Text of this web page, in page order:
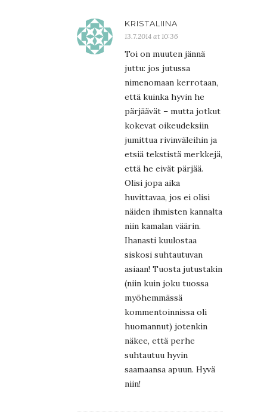
KRISTALIINA
13.7.2014 at 10:36
Toi on muuten jännä
juttu: jos jutussa
nimenomaan kerrotaan,
että kuinka hyvin he
pärjäävät – mutta jotkut
kokevat oikeudeksiin
jumittua rivinväleihin ja
etsiä tekstistä merkkejä,
että he eivät pärjää.
Olisi jopa aika
huvittavaa, jos ei olisi
näiden ihmisten kannalta
niin kamalan väärin.
Ihanasti kuulostaa
siskosi suhtautuvan
asiaan! Tuosta jutustakin
(niin kuin joku tuossa
myöhemmässä
kommentoinnissa oli
huomannut) jotenkin
näkee, että perhe
suhtautuu hyvin
saamaansa apuun. Hyvä
niin!